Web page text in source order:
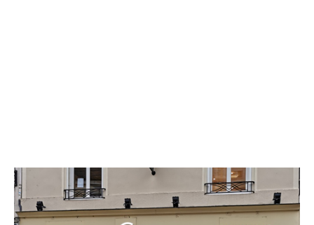
CENTURY 21 Martinot Immobilier
1 rue de la Cordonnerie